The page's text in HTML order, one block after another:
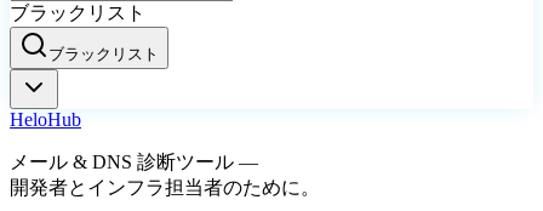
ブラックリスト
ブラックリスト
HeloHub
メール & DNS 診断ツール —
開発者とインフラ担当者のために。